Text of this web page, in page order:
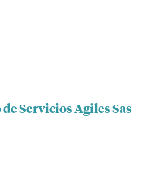
Servicios Agiles Sas